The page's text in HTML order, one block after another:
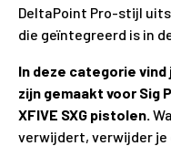
DeltaPoint Pro-stijl
die geïntegreerd is in
In deze categorie
zijn gemaakt voor Sig
XFIVE SXG pistolen.
verwijdert, verwijder je